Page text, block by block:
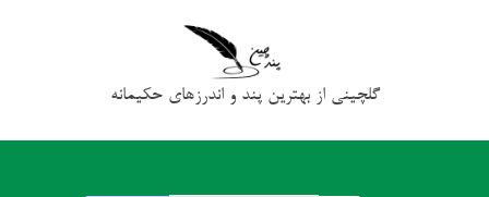
گلچینی از بهترین پند و اندرزهای حکیمانه